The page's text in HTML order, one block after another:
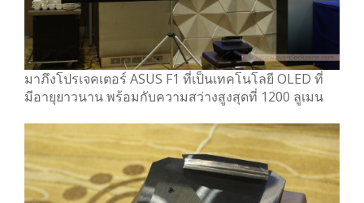
มาภึงโปรเจคเตอร์ ASUS F1 ที่เป็นเทคโนโลยี OLED ที่
มีอายุยาวนาน พร้อมกับความสว่างสูงสุดที่ 1200 ลูเมน